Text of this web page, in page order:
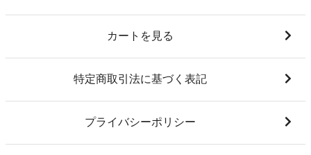
カートを見る
特定商取引法に基づく表記
プライバシーポリシー